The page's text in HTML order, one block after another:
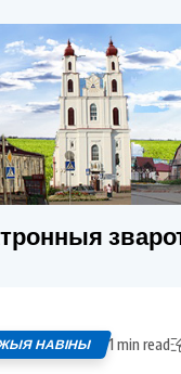
НАВІНЫ 1 min read